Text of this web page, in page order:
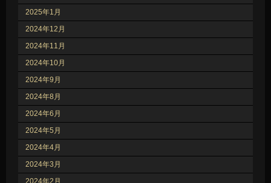
2025年1月
2024年12月
2024年11月
2024年10月
2024年9月
2024年8月
2024年6月
2024年5月
2024年4月
2024年3月
2024年2月